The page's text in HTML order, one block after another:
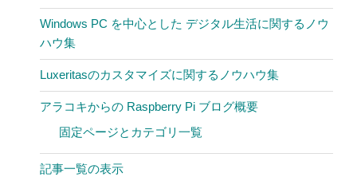
Windows PC を中心とした デジタル生活に関するノウ
ハウ集
Luxeritasのカスタマイズに関するノウハウ集
アラコキからの Raspberry Pi ブログ概要
固定ページとカテゴリ一覧
記事一覧の表示